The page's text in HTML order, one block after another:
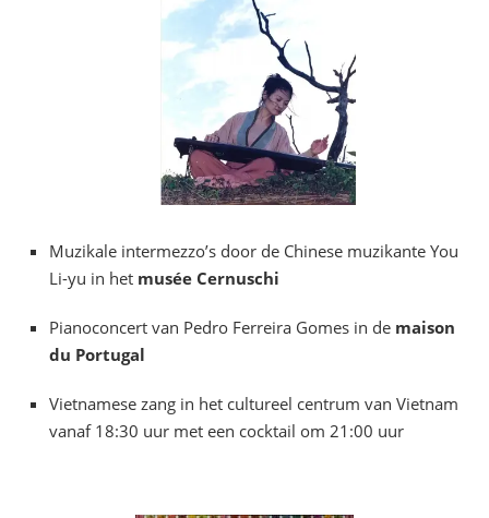
Muzikale intermezzo’s door de Chinese muzikante You
Li-yu in het musée Cernuschi
Pianoconcert van Pedro Ferreira Gomes in de maison
du Portugal
Vietnamese zang in het cultureel centrum van Vietnam
vanaf 18:30 uur met een cocktail om 21:00 uur